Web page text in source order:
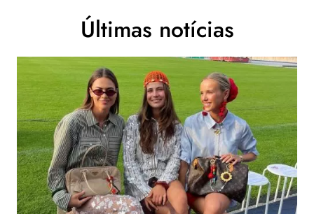
Últimas notícias